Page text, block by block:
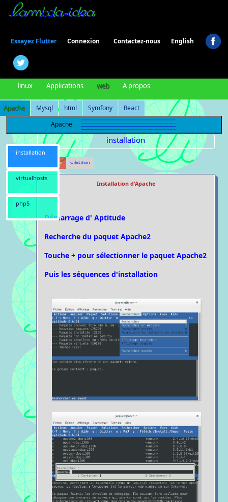
Essayez Flutter Connexion Contactez-nous English
linux Applications web A propos
Apache Mysql html Symfony
React
Apache
installation
virtualhosts
php5
installation
installation validation
Installation d'Apache
Démarrage d' Aptitude
Recherche du paquet Apache2
Touche + pour sélectionner le paquet Apache2
Puis les séquences d'installation